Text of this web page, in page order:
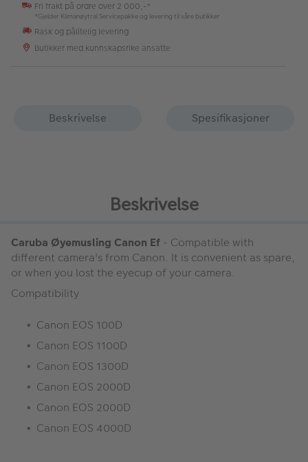
Fri frakt på ordre over 2 000,-*
*Gjelder Klimanøytral Servicepakke og levering til våre butikker
Rask og pålitelig levering
Butikker med kunnskapsrike ansatte
Beskrivelse Spesifikasjoner
Beskrivelse
Caruba Øyemusling Canon Ef - Compatible with
different camera's from Canon. It is convenient as spare,
or when you lost the eyecup of your camera.
Compatibility
Canon EOS 100D
Canon EOS 1100D
Canon EOS 1300D
Canon EOS 2000D
Canon EOS 2000D
Canon EOS 4000D